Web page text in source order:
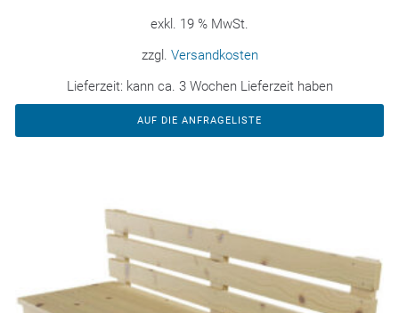
exkl. 19 % MwSt.
zzgl. Versandkosten
Lieferzeit: kann ca. 3 Wochen Lieferzeit haben
AUF DIE ANFRAGELISTE